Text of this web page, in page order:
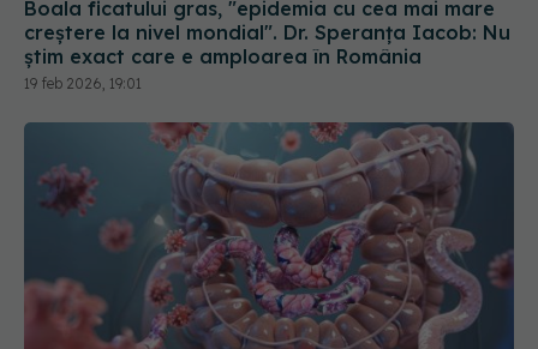
Boala ficatului gras, "epidemia cu cea mai mare
creștere la nivel mondial". Dr. Speranța Iacob: Nu
știm exact care e amploarea în România
19 feb 2026, 19:01